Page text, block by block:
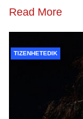
Read More
TIZENHETEDIK